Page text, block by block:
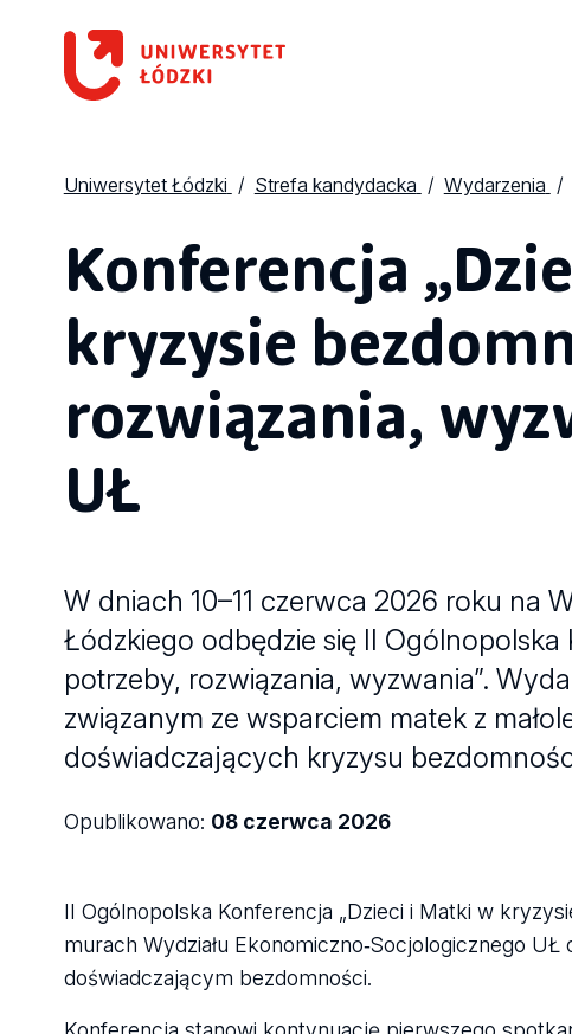
Uniwersytet Łódzki Strefa kandydacka Wydarzenia
Konferencja
kryzysie
rozwiązania,
UŁ
W dniach 10–11 czerwca 2026 roku na
Łódzkiego odbędzie się II
potrzeby, rozwiązania, wyzwania”.
związanym ze wsparciem matek z
doświadczających kryzysu
Opublikowano: 08 czerwca 2026
II Ogólnopolska Konferencja „Dzieci i Matki w
murach Wydziału Ekonomiczno‑Socjologicznego
doświadczającym bezdomności.